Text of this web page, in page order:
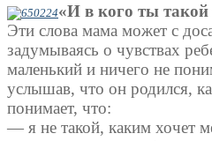
«И в кого ты такой
Эти слова мама может с
задумываясь о чувствах
маленький и ничего не
услышав, что он родился,
понимает, что:
— я не такой, каким хочет